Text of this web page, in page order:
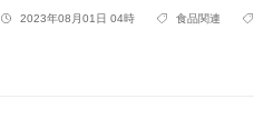
2023年08月01日 04時 食品関連